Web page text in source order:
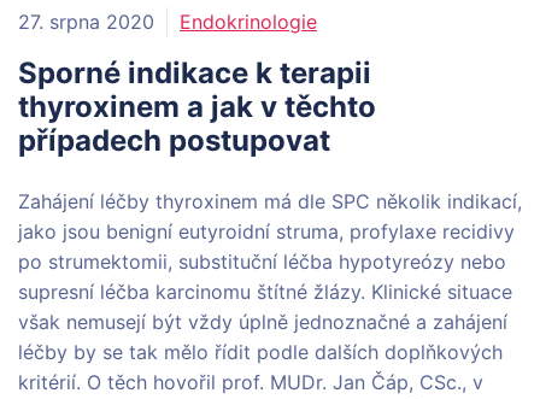
27. srpna 2020 Endokrinologie
Sporné indikace k terapii
thyroxinem a jak v těchto
případech postupovat
Zahájení léčby thyroxinem má dle SPC několik indikací,
jako jsou benigní eutyroidní struma, profylaxe recidivy
po strumektomii, substituční léčba hypotyreózy nebo
supresní léčba karcinomu štítné žlázy. Klinické situace
však nemusejí být vždy úplně jednoznačné a zahájení
léčby by se tak mělo řídit podle dalších doplňkových
kritérií. O těch hovořil prof. MUDr. Jan Čáp, CSc., v